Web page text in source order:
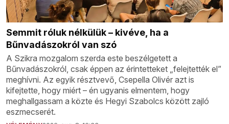
Semmit róluk nélkülük – kivéve, ha a
Bűnvadászokról van szó
A Szikra mozgalom szerda este beszélgetett a
Bűnvadászokról, csak éppen az érintetteket „felejtették el”
meghívni. Az egyik résztvevő, Csepella Olivér azt is
kifejtette, hogy miért – én ugyanis elmentem, hogy
meghallgassam a közte és Hegyi Szabolcs között zajló
eszmecserét.